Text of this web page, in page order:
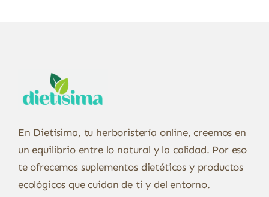
En Dietísima, tu herboristería online, creemos en
un equilibrio entre lo natural y la calidad. Por eso
te ofrecemos suplementos dietéticos y productos
ecológicos que cuidan de ti y del entorno.